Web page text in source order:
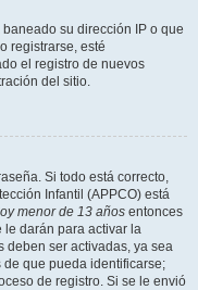
su dirección IP o que
registrarse, esté
el registro de nuevos
del sitio.
Si todo está correcto,
Infantil (APPCO) está
menor de 13 años entonces
le darán para activar la
deben ser activadas, ya sea
de que pueda identificarse;
de registro. Si se le envió